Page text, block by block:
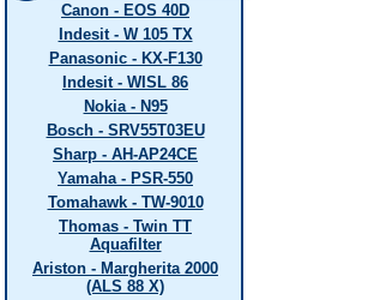
Canon - EOS 40D
Indesit - W 105 TX
Panasonic - KX-F130
Indesit - WISL 86
Nokia - N95
Bosch - SRV55T03EU
Sharp - AH-AP24CE
Yamaha - PSR-550
Tomahawk - TW-9010
Thomas - Twin TT
Aquafilter
Ariston - Margherita 2000
(ALS 88 X)